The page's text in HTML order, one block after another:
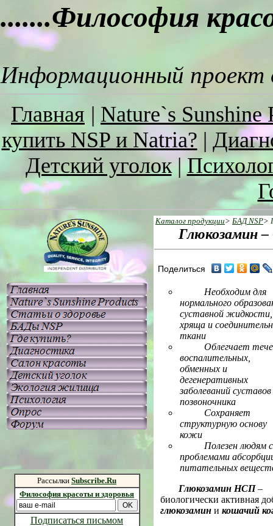
.......Философия
Информационный проект
Главная | Nature`s Sunshine
купить NSP и Natria? |
Детский уголок|
Рассылки Subscribe.Ru
Философия красоты и здоровья
Подписаться письмом
Каталог продукции> БАД NSP>
Глюкозaмин –
Поделиться
Необходим для
нормального
суставной жидкости,
хряща и
ткани
Облегчает
воспалительных,
обменных и
дегенеративных
заболеваний
позвоночника
Сохраняет
структурную основу
кожи
Полезен людям с
проблемами
питательных
Глюкозамин НСП–
биологически активная
глюкозамин и кошачий